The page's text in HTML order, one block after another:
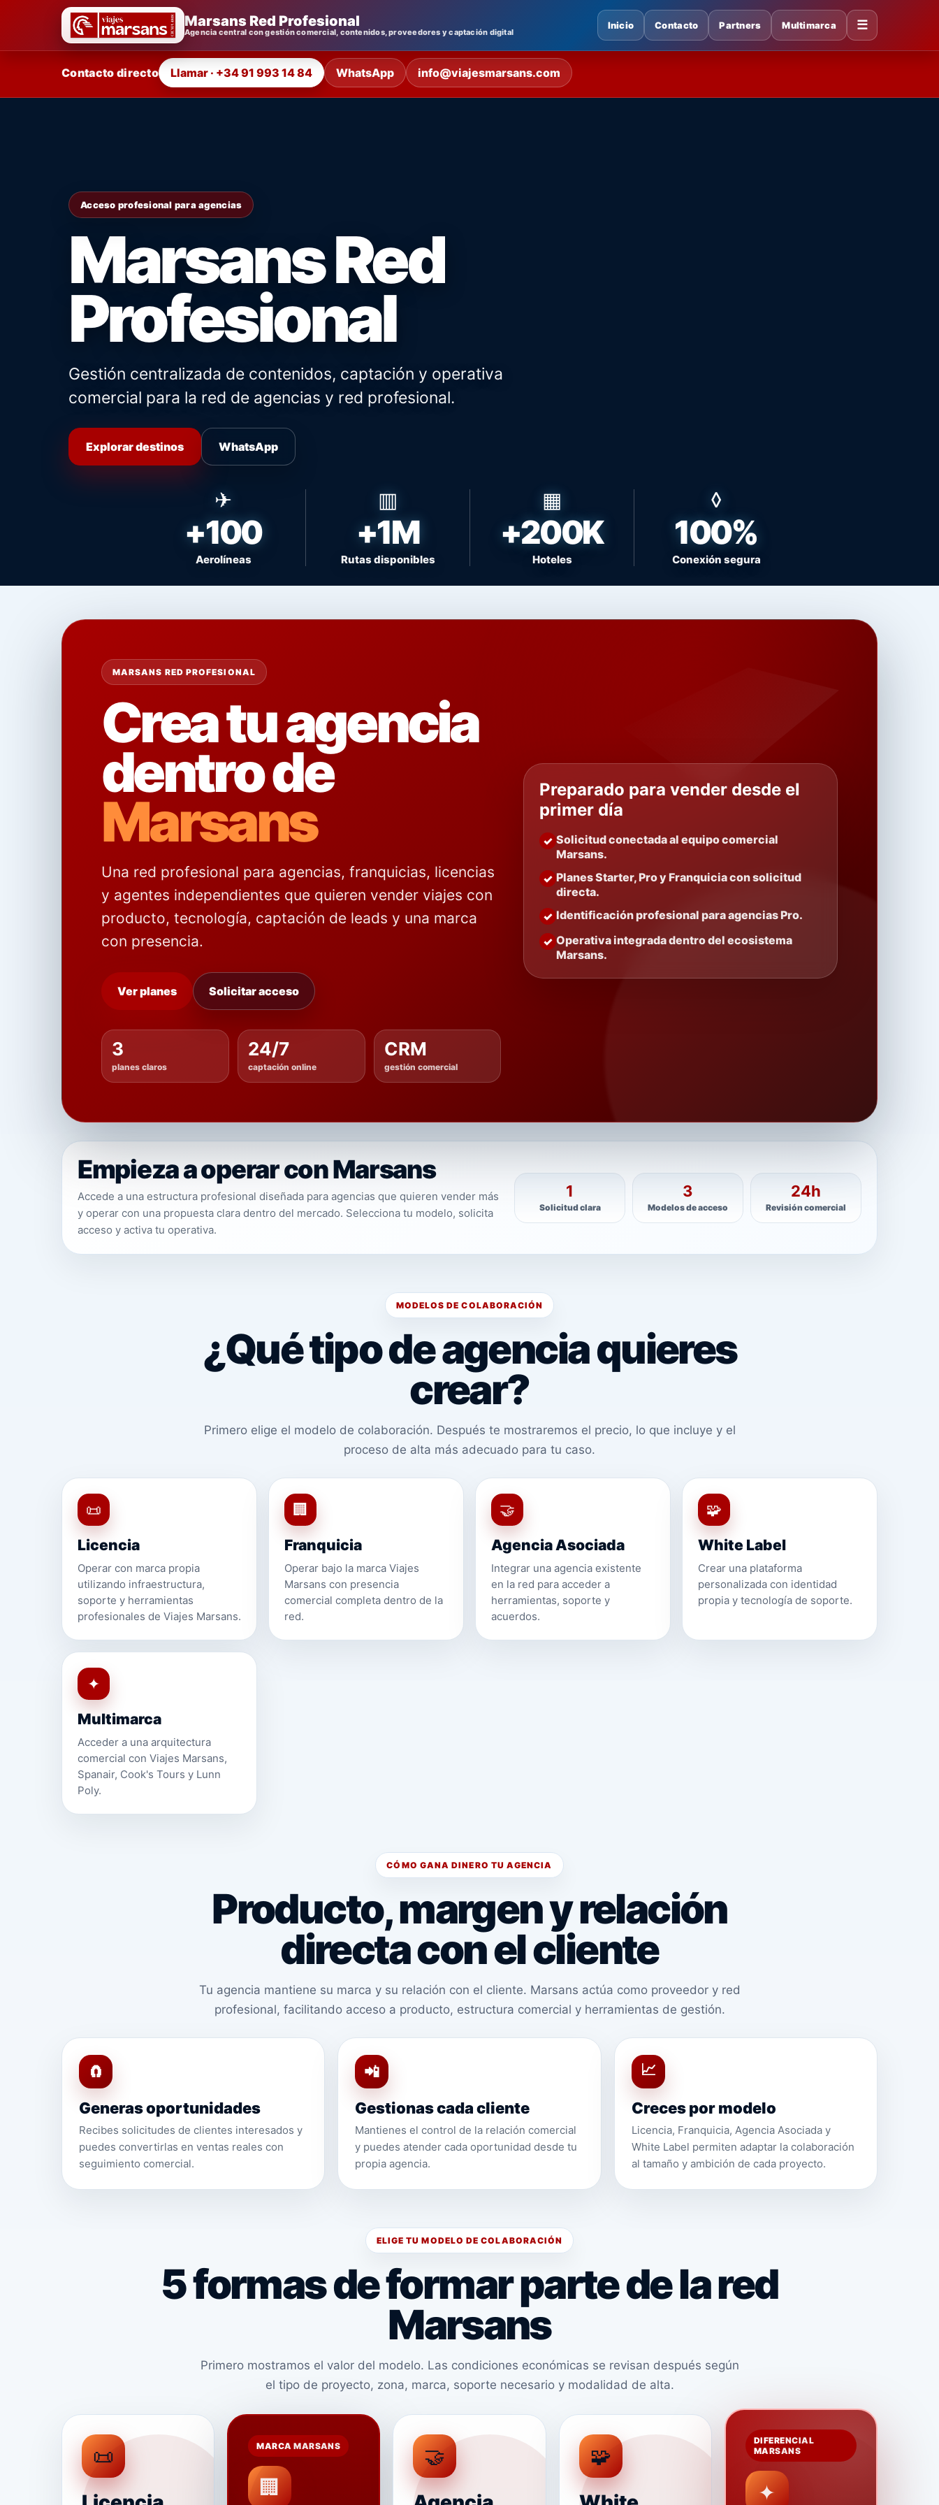
Marsans Red Profesional
Agencia central con gestión comercial, contenidos, proveedores y captación digital
Inicio Contacto Partners Multimarca ☰
Contacto directo Llamar · +34 91 993 14 84 WhatsApp info@viajesmarsans.com
Acceso profesional para agencias
Marsans Red
Profesional
Gestión centralizada de contenidos, captación y operativa
comercial para la red de agencias y red profesional.
Explorar destinos WhatsApp
+100
Aerolíneas
+1M
Rutas disponibles
+200K
Hoteles
100%
Conexión segura
MARSANS RED PROFESIONAL
Crea tu agencia
dentro de
Marsans
Una red profesional para agencias, franquicias, licencias
y agentes independientes que quieren vender viajes con
producto, tecnología, captación de leads y una marca
con presencia.
Ver planes Solicitar acceso
3
planes claros
24/7
captación online
CRM
gestión comercial
Preparado para vender desde el
primer día
Solicitud conectada al equipo comercial
Marsans.
Planes Starter, Pro y Franquicia con solicitud
directa.
Identificación profesional para agencias Pro.
Operativa integrada dentro del ecosistema
Marsans.
Empieza a operar con Marsans
Accede a una estructura profesional diseñada para agencias que quieren vender más
y operar con una propuesta clara dentro del mercado. Selecciona tu modelo, solicita
acceso y activa tu operativa.
1
Solicitud clara
3
Modelos de acceso
24h
Revisión comercial
MODELOS DE COLABORACIÓN
¿Qué tipo de agencia quieres
crear?
Primero elige el modelo de colaboración. Después te mostraremos el precio, lo que incluye y el
proceso de alta más adecuado para tu caso.
📜
Licencia
Operar con marca propia
utilizando infraestructura,
soporte y herramientas
profesionales de Viajes Marsans.
🏢
Franquicia
Operar bajo la marca Viajes
Marsans con presencia
comercial completa dentro de la
red.
🤝
Agencia Asociada
Integrar una agencia existente
en la red para acceder a
herramientas, soporte y
acuerdos.
🧩
White Label
Crear una plataforma
personalizada con identidad
propia y tecnología de soporte.
✦
Multimarca
Acceder a una arquitectura
comercial con Viajes Marsans,
Spanair, Cook's Tours y Lunn
Poly.
CÓMO GANA DINERO TU AGENCIA
Producto, margen y relación
directa con el cliente
Tu agencia mantiene su marca y su relación con el cliente. Marsans actúa como proveedor y red
profesional, facilitando acceso a producto, estructura comercial y herramientas de gestión.
🧲
Generas oportunidades
Recibes solicitudes de clientes interesados y
puedes convertirlas en ventas reales con
seguimiento comercial.
📲
Gestionas cada cliente
Mantienes el control de la relación comercial
y puedes atender cada oportunidad desde tu
propia agencia.
📈
Creces por modelo
Licencia, Franquicia, Agencia Asociada y
White Label permiten adaptar la colaboración
al tamaño y ambición de cada proyecto.
ELIGE TU MODELO DE COLABORACIÓN
5 formas de formar parte de la red
Marsans
Primero mostramos el valor del modelo. Las condiciones económicas se revisan después según
el tipo de proyecto, zona, marca, soporte necesario y modalidad de alta.
📜 MARCA MARSANS
🏢
🤝 🧩
DIFERENCIAL
MARSANS
✦